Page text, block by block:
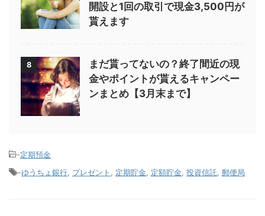
開設と1回の取引で現金3,500円が
貰えます
8
まだ貰ってないの？終了間近の現
金やポイントが貰えるキャンペー
ンまとめ【3月末まで】
-定期預金
-ゆうちょ銀行 プレゼント 定期貯金 定額貯金 投資信託 郵便局